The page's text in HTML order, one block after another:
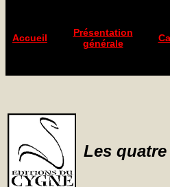
Accueil
Présentation
générale
Les